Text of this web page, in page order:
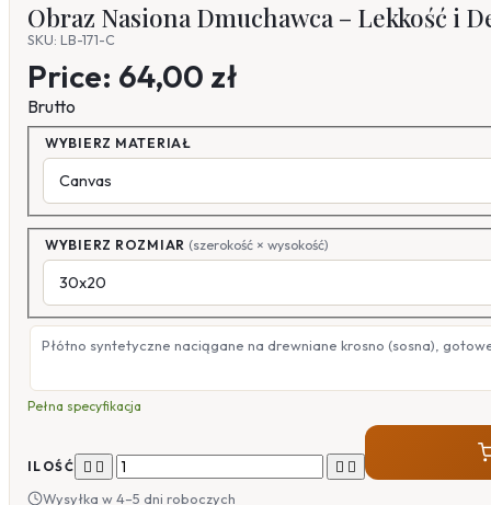
Obraz Nasiona Dmuchawca – Lekkość i
SKU: LB-171-C
Price: 64,00 zł
Brutto
WYBIERZ MATERIAŁ
WYBIERZ ROZMIAR (szerokość × wysokość)
Płótno syntetyczne naciągane na drewniane krosno (sosna),
Pełna specyfikacja
ILOŚĆ    
Wysyłka w 4–5 dni roboczych